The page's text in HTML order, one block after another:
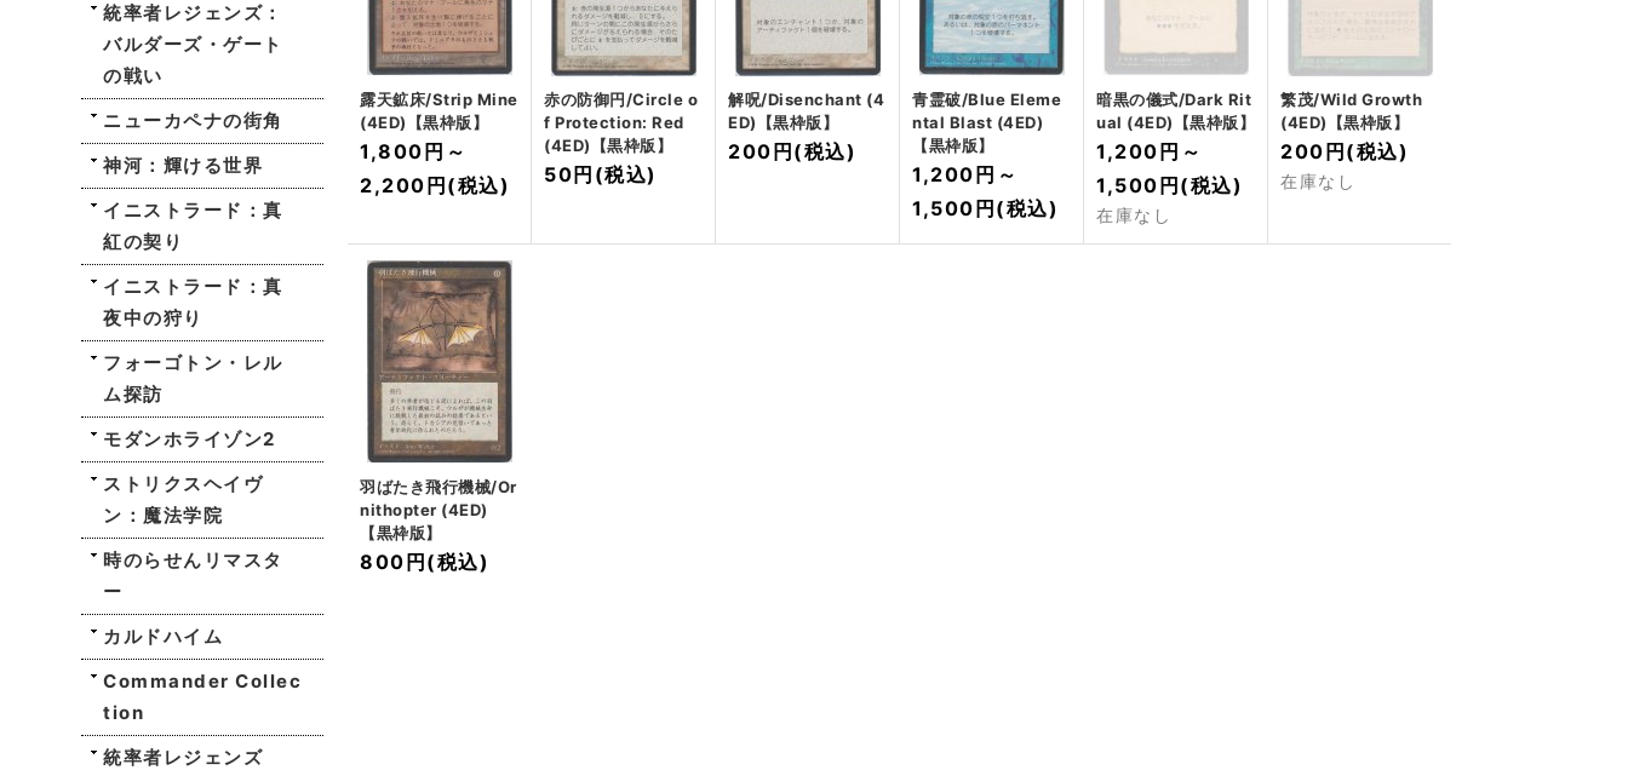
統率者レジェンズ：
バルダーズ・ゲート
の戦い
ニューカペナの街角
神河：輝ける世界
イニストラード：真
紅の契り
イニストラード：真
夜中の狩り
フォーゴトン・レル
ム探訪
モダンホライゾン2
ストリクスヘイヴ
ン：魔法学院
時のらせんリマスタ
ー
カルドハイム
Commander Collec
tion
統率者レジェンズ
露天鉱床/Strip Mine
(4ED)【黒枠版】
1,800円 ～
2,200円 (税込)
赤の防御円/Circle o
f Protection: Red
(4ED)【黒枠版】
50円 (税込)
解呪/Disenchant (4
ED)【黒枠版】
200円 (税込)
青霊破/Blue Eleme
ntal Blast (4ED)
【黒枠版】
1,200円 ～
1,500円 (税込)
暗黒の儀式/Dark Rit
ual (4ED)【黒枠版】
1,200円 ～
1,500円 (税込)
在庫なし
繁茂/Wild Growth
(4ED)【黒枠版】
200円 (税込)
在庫なし
羽ばたき飛行機械/Or
nithopter (4ED)
【黒枠版】
800円 (税込)